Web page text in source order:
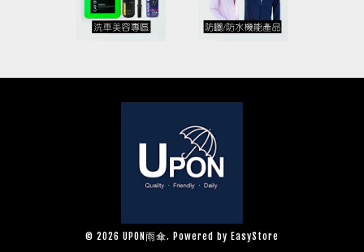
© 2026 UPON雨傘. Powered by EasyStore